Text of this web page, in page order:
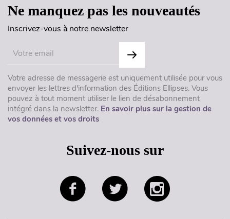
Ne manquez pas les nouveautés
Inscrivez-vous à notre newsletter
Votre adresse de messagerie est uniquement utilisée pour vous
envoyer les lettres d'information des Éditions Ellipses. Vous
pouvez à tout moment utiliser le lien de désabonnement
intégré dans la newsletter. En savoir plus sur la gestion de
vos données et vos droits
Suivez-nous sur